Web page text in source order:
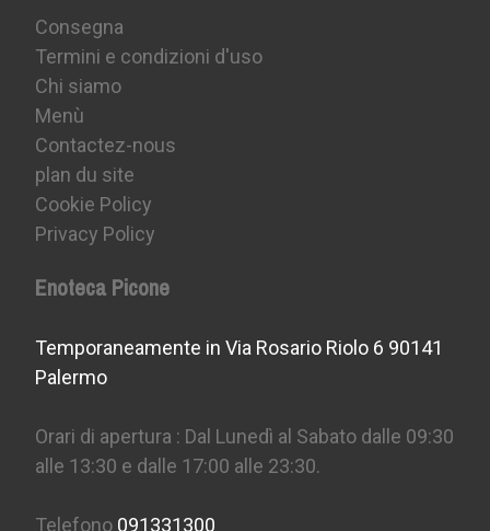
Consegna
Termini e condizioni d'uso
Chi siamo
Menù
Contactez-nous
plan du site
Cookie Policy
Privacy Policy
Enoteca Picone
Temporaneamente in Via Rosario Riolo 6 90141
Palermo
Orari di apertura : Dal Lunedì al Sabato dalle 09:30
alle 13:30 e dalle 17:00 alle 23:30.
Telefono 091331300